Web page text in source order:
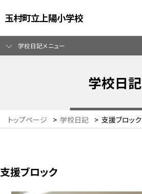
玉村町立上陽小学校
学校日記メニュー
学校日記
トップページ > 学校日記 > 支援ブロック
支援ブロック